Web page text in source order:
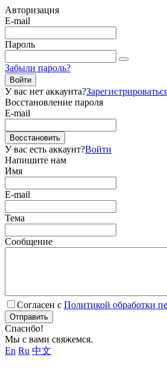
Авторизация
E-mail
Пароль
Забыли пароль?
Войти
У вас нет аккаунта?
Восстановление пароля
E-mail
Восстановить
У вас есть аккаунт?Войти
Напишите нам
Имя
E-mail
Тема
Сообщение
Согласен с Политикой обработки
Отправить
Спасибо!
Мы с вами свяжемся.
En Ru 中文